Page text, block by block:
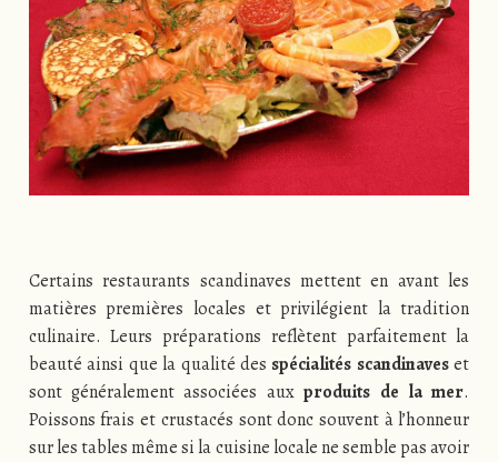
Certains restaurants scandinaves mettent en avant les
matières premières locales et privilégient la tradition
culinaire. Leurs préparations reflètent parfaitement la
beauté ainsi que la qualité des spécialités scandinaveset
sont généralement associées auxproduits de la mer.
Poissons frais et crustacés sont donc souvent à l’honneur
sur les tables même si la cuisine locale ne semble pas avoir